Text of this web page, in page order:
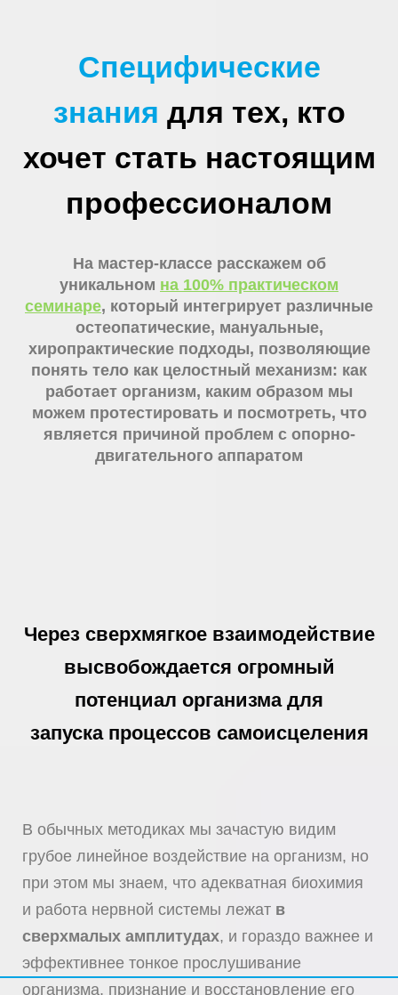
Специфические
знания для тех, кто
хочет стать настоящим
профессионалом
На мастер-классе расскажем об
уникальном на 100% практическом
семинаре, который интегрирует различные
остеопатические, мануальные,
хиропрактические подходы, позволяющие
понять тело как целостный механизм: как
работает организм, каким образом мы
можем протестировать и посмотреть, что
является причиной проблем с опорно-
двигательного аппаратом
Через сверхмягкое взаимодействие
высвобождается огромный
потенциал организма для
запуска процессов самоисцеления
В обычных методиках мы зачастую видим
грубое линейное воздействие на организм, но
при этом мы знаем, что адекватная биохимия
и работа нервной системы лежат в
сверхмалых амплитудах, и гораздо важнее и
эффективнее тонкое прослушивание
организма, признание и восстановление его